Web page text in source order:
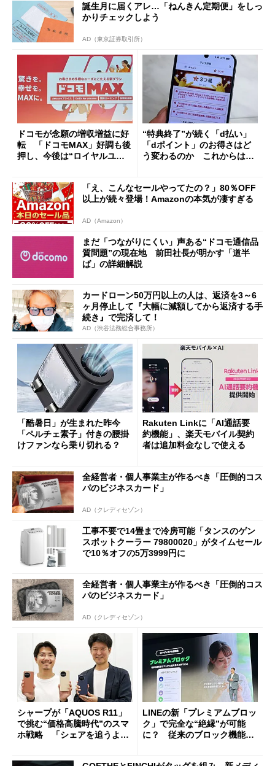
誕生月に届くアレ…「ねんきん定期便」をしっ
かりチェックしよう
AD（東京証券取引所）
ドコモが念願の増収増益に好
転 「ドコモMAX」好調も後
押し、今後は“ロイヤルユー
“特典終了”が続く「d払い」
「dポイント」のお得さはど
う変わるのか これからは
「え、こんなセールやってたの？」80％OFF
以上が続々登場！Amazonの本気が凄すぎる
AD（Amazon）
まだ「つながりにくい」声ある“ドコモ通信品
質問題”の現在地 前田社長が明かす「道半
ば」の詳細解説
カードローン50万円以上の人は、返済を3～6
ヶ月停止して『大幅に減額してから返済する手
続き』で完済して！
AD（渋谷法務総合事務所）
「酷暑日」が生まれた昨今
「ペルチェ素子」付きの腰掛
けファンなら乗り切れる？
Rakuten Linkに「AI通話要
約機能」、楽天モバイル契約
者は追加料金なしで使える
全経営者・個人事業主が作るべき「圧倒的コス
パのビジネスカード」
AD（クレディセゾン）
工事不要で14畳まで冷房可能「タンスのゲン
スポットクーラー 79800020」がタイムセール
で10％オフの5万3999円に
全経営者・個人事業主が作るべき「圧倒的コス
パのビジネスカード」
AD（クレディセゾン）
シャープが「AQUOS R11」
で挑む“価格高騰時代”のスマ
ホ戦略 「シェアを追うより
LINEの新「プレミアムブロッ
ク」で完全な“絶縁”が可能
に？ 従来のブロック機能と